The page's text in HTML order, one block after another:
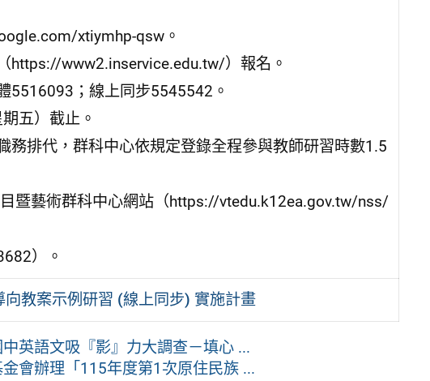
xtiymhp-qsw。
https://www2.inservice.edu.tw/）報名。
5516093；線上同步5545542。
五）截止。
務排代，群科中心依規定登錄全程參與教師研習時數1.5
暨藝術群科中心網站（https://vtedu.k12ea.gov.tw/nss/
）。
向教案示例研習 (線上同步) 實施計畫
英語文吸『影』力大調查－填心 ...
會辦理「115年度第1次原住民族 ...